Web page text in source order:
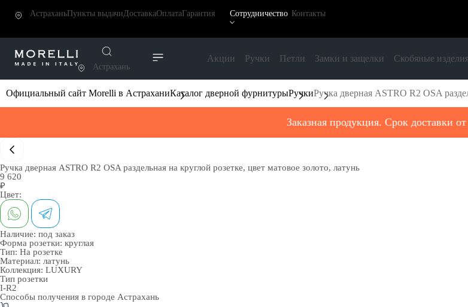
АстраханьПункты выдачиДоставкаОплатаГарантия Сотрудничество Контакты
Астрахань
Акции Ручки Петли Замки и защелки Скобяные
Официальный сайт Morelli в АстраханиКаталог дверной фурнитурыРучкиРучка дверная ASTRO R2 OSA
Заказная продукция. Срок доставки
Ручка дверная ASTRO R2 OSA раздельная на круглой розетке, цвет матовое золото, латунь
9 620
₽
Цвет:
Наличие: под заказ
Форма розетки: круглая
Тип: На розетке
Материал: латунь
Коллекция: LUXURY
Тип розетки
I-R2
Способы получения в городе Астрахань